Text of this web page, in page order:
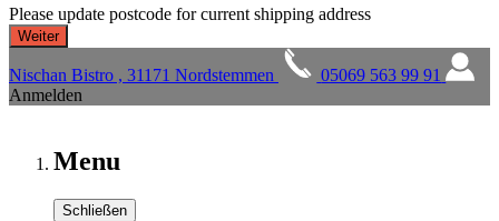
Please update postcode for current shipping address
Nischan Bistro , 31171 Nordstemmen
05069 563 99 91
Anmelden
Menu
Schließen